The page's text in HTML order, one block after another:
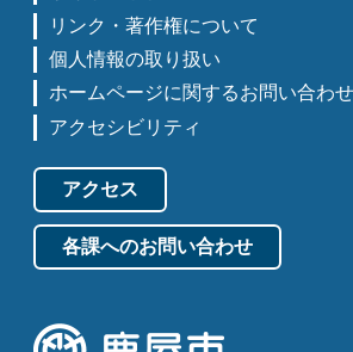
リンク・著作権について
個人情報の取り扱い
ホームページに関するお問い合わせ
アクセシビリティ
アクセス
各課へのお問い合わせ